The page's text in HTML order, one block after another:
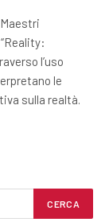
l’uso
le
sulla realtà.